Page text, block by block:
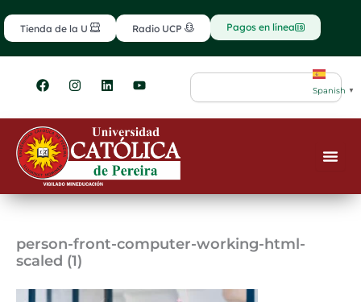
al
contenido
Tienda de la U Radio UCP Pagos en línea
F
a
e
b
o
o
k
I
n
t
g
r
m
L
i
k
e
d
i
n
Y
o
t
u
b
e
Search
Spanish ▼
person-front-computer-working-html-
scaled (1)